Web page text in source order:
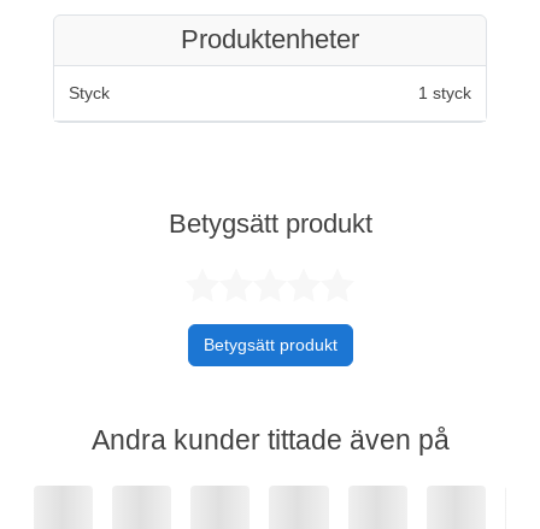
Produktenheter
Styck 1 styck
Betygsätt produkt
Betygsätt produkt
Andra kunder tittade även på